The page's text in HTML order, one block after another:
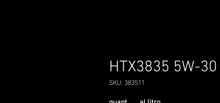
HTX3835 5W-30
SKU: 383511